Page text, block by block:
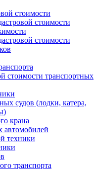
стоимости
стоимости
стоимости
стоимости транспортных
судов (лодки, катера,
крана
автомобилей
техники
транспорта